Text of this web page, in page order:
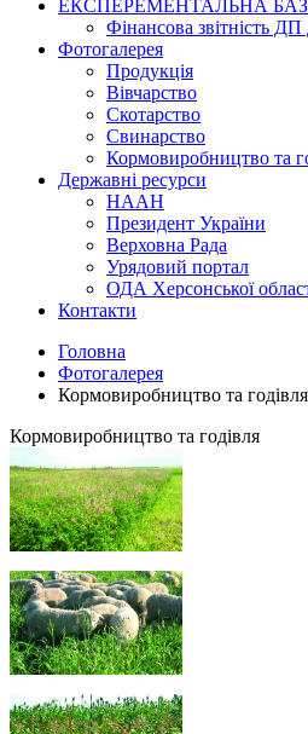
ЕКСПЕРЕМЕНТАЛЬНА
Фінансова звітність
Фотогалерея
Продукція
Вівчарство
Скотарство
Свинарство
Кормовиробництво та
Державні ресурси
НААН
Президент України
Верховна Рада
Урядовий портал
ОДА Херсонської
Контакти
Головна
Фотогалерея
Кормовиробництво та годівля
Кормовиробництво та годівля